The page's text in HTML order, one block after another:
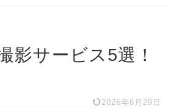
影サービス5選！
2026年6月29日